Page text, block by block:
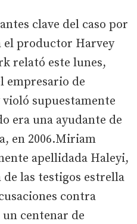
clave del caso por
el productor Harvey
relató este lunes,
empresario de
supuestamente
era una ayudante de
en 2006.Miriam
apellidada Haleyi,
de las testigos estrella
contra
centenar de